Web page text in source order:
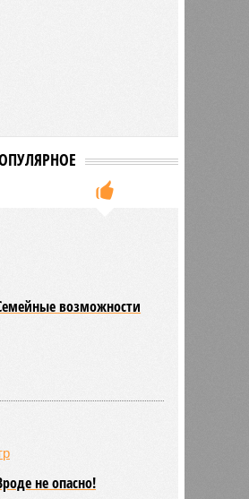
возможности
не опасно!